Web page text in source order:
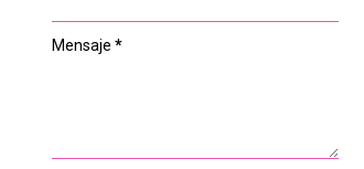
Mensaje *